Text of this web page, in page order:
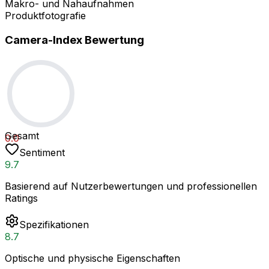
Makro- und Nahaufnahmen
Produktfotografie
Camera-Index Bewertung
0.0
Gesamt
Sentiment
9.7
Basierend auf Nutzerbewertungen und professionellen
Ratings
Spezifikationen
8.7
Optische und physische Eigenschaften